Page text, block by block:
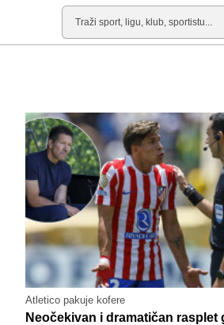
Pretraga
Atletico pakuje kofere
Neočekivan i dramatičan rasplet